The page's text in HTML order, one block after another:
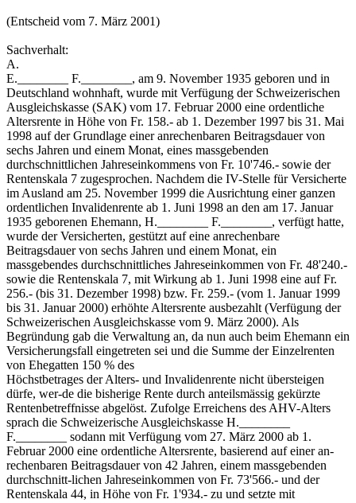
(Entscheid vom 7. März 2001)
Sachverhalt:
A.
E.________ F.________, am 9. November 1935 geboren und in
Deutschland wohnhaft, wurde mit Verfügung der Schweizerischen
Ausgleichskasse (SAK) vom 17. Februar 2000 eine ordentliche
Altersrente in Höhe von Fr. 158.- ab 1. Dezember 1997 bis 31. Mai
1998 auf der Grundlage einer anrechenbaren Beitragsdauer von
sechs Jahren und einem Monat, eines massgebenden
durchschnittlichen Jahreseinkommens von Fr. 10'746.- sowie der
Rentenskala 7 zugesprochen. Nachdem die IV-Stelle für Versicherte
im Ausland am 25. November 1999 die Ausrichtung einer ganzen
ordentlichen Invalidenrente ab 1. Juni 1998 an den am 17. Januar
1935 geborenen Ehemann, H.________ F.________, verfügt hatte,
wurde der Versicherten, gestützt auf eine anrechenbare
Beitragsdauer von sechs Jahren und einem Monat, ein
massgebendes durchschnittliches Jahreseinkommen von Fr. 48'240.-
sowie die Rentenskala 7, mit Wirkung ab 1. Juni 1998 eine auf Fr.
256.- (bis 31. Dezember 1998) bzw. Fr. 259.- (vom 1. Januar 1999
bis 31. Januar 2000) erhöhte Altersrente ausbezahlt (Verfügung der
Schweizerischen Ausgleichskasse vom 9. März 2000). Als
Begründung gab die Verwaltung an, da nun auch beim Ehemann ein
Versicherungsfall eingetreten sei und die Summe der Einzelrenten
von Ehegatten 150 % des
Höchstbetrages der Alters- und Invalidenrente nicht übersteigen
dürfe, wer-de die bisherige Rente durch anteilsmässig gekürzte
Rentenbetreffnisse abgelöst. Zufolge Erreichens des AHV-Alters
sprach die Schweizerische Ausgleichskasse H.________
F.________ sodann mit Verfügung vom 27. März 2000 ab 1.
Februar 2000 eine ordentliche Altersrente, basierend auf einer an-
rechenbaren Beitragsdauer von 42 Jahren, einem massgebenden
durchschnitt-lichen Jahreseinkommen von Fr. 73'566.- und der
Rentenskala 44, in Höhe von Fr. 1'934.- zu und setzte mit